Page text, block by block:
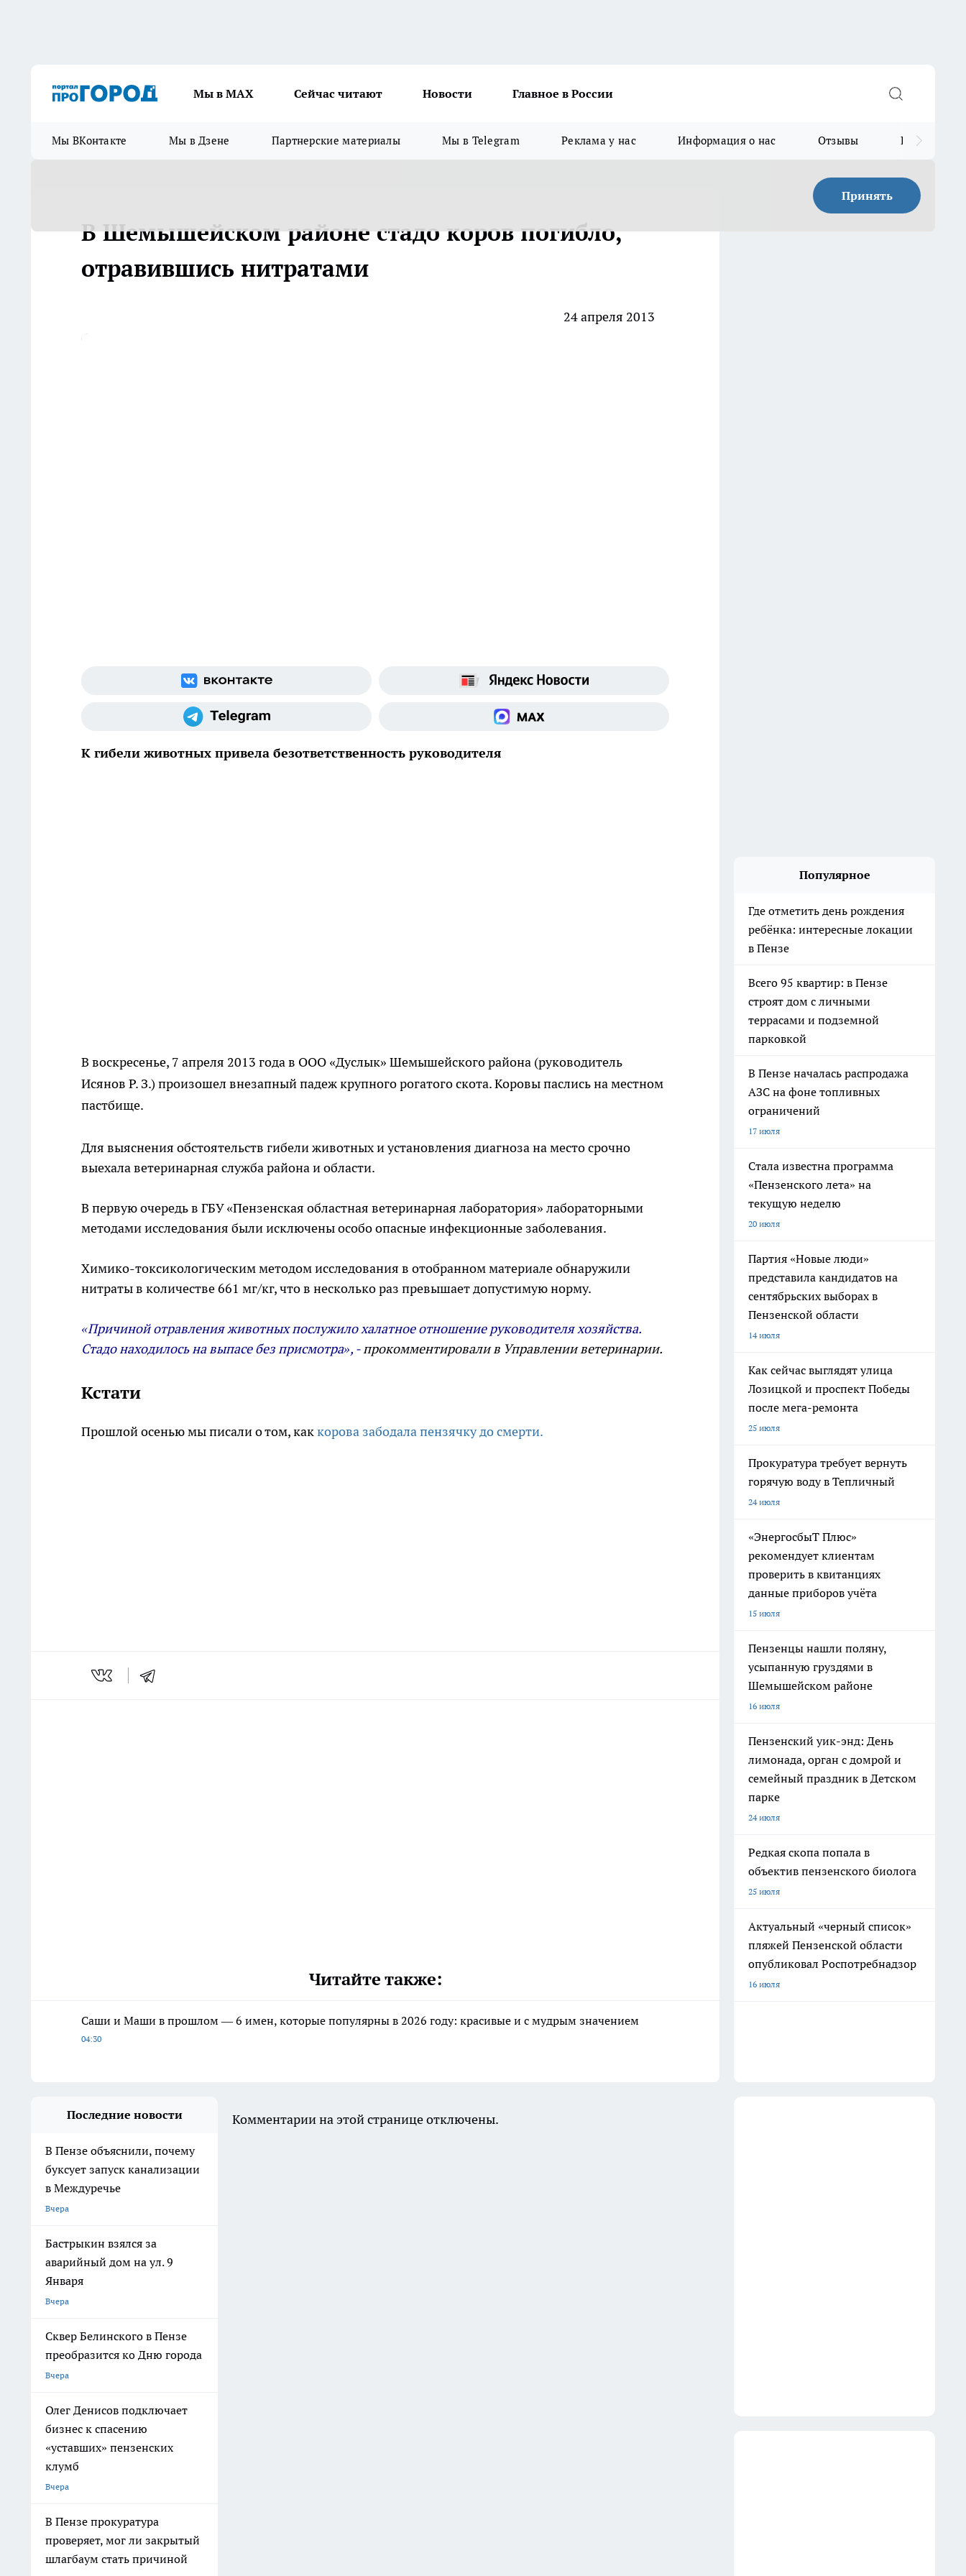
Мы в МАХ Сейчас читают Новости Главное в России
Мы ВКонтакте Мы в Дзене Партнерские материалы Мы в Telegram Реклама у нас Информация о нас Отзывы Прайс для
Принять
В Шемышейском районе стадо коров погибло,
отравившись нитратами
24 апреля 2013
К гибели животных привела безответственность руководителя
В воскресенье, 7 апреля 2013 года в ООО «Дуслык» Шемышейского района (руководитель
Исянов Р. З.) произошел внезапный падеж крупного рогатого скота. Коровы паслись на местном
пастбище.
Для выяснения обстоятельств гибели животных и установления диагноза на место срочно
выехала ветеринарная служба района и области.
В первую очередь в ГБУ «Пензенская областная ветеринарная лаборатория» лабораторными
методами исследования были исключены особо опасные инфекционные заболевания.
Химико-токсикологическим методом исследования в отобранном материале обнаружили
нитраты в количестве 661 мг/кг, что в несколько раз превышает допустимую норму.
«Причиной отравления животных послужило халатное отношение руководителя хозяйства.
Стадо находилось на выпасе без присмотра», -прокомментировали в Управлении ветеринарии.
Кстати
Прошлой осенью мы писали о том, каккорова забодала пензячку до смерти.
Читайте также:
Саши и Маши в прошлом — 6 имен, которые популярны в 2026 году: красивые и с мудрым значением
04:30
Популярное
Где отметить день рождения
ребёнка: интересные локации
в Пензе
Всего 95 квартир: в Пензе
строят дом с личными
террасами и подземной
парковкой
В Пензе началась распродажа
АЗС на фоне топливных
ограничений
17 июля
Стала известна программа
«Пензенского лета» на
текущую неделю
20 июля
Партия «Новые люди»
представила кандидатов на
сентябрьских выборах в
Пензенской области
14 июля
Как сейчас выглядят улица
Лозицкой и проспект Победы
после мега-ремонта
25 июля
Прокуратура требует вернуть
горячую воду в Тепличный
24 июля
«ЭнергосбыТ Плюс»
рекомендует клиентам
проверить в квитанциях
данные приборов учёта
15 июля
Пензенцы нашли поляну,
усыпанную груздями в
Шемышейском районе
16 июля
Пензенский уик-энд: День
лимонада, орган с домрой и
семейный праздник в Детском
парке
24 июля
Редкая скопа попала в
объектив пензенского биолога
25 июля
Актуальный «черный список»
пляжей Пензенской области
опубликовал Роспотребнадзор
16 июля
Последние новости
В Пензе объяснили, почему
буксует запуск канализации
в Междуречье
Вчера
Бастрыкин взялся за
аварийный дом на ул. 9
Января
Вчера
Сквер Белинского в Пензе
преобразится ко Дню города
Вчера
Олег Денисов подключает
бизнес к спасению
«уставших» пензенских
клумб
Вчера
В Пензе прокуратура
проверяет, мог ли закрытый
шлагбаум стать причиной
Комментарии на этой странице отключены.